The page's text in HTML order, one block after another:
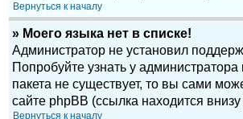
Вернуться к началу
» Моего языка нет в списке!
Администратор не установил
Попробуйте узнать у
пакета не существует, то вы сами
сайте phpBB (ссылка находится
Вернуться к началу